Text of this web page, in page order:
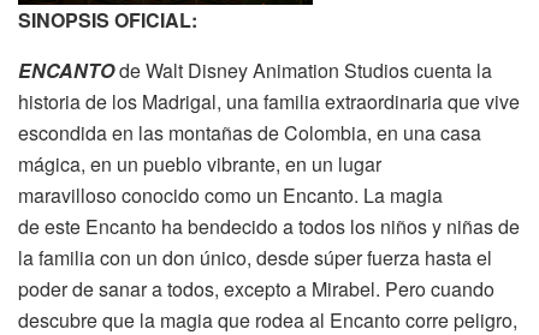
SINOPSIS OFICIAL:
ENCANTOde Walt Disney Animation Studios cuenta la
historia de los Madrigal, una familia extraordinaria que vive
escondida en las montañas de Colombia, en una casa
mágica, en un pueblo vibrante, en un lugar
maravilloso conocido como un Encanto. La magia
de este Encanto ha bendecido a todos los niños y niñas de
la familia con un don único, desde súper fuerza hasta el
poder de sanar a todos, excepto a Mirabel. Pero cuando
descubre que la magia que rodea al Encanto corre peligro,